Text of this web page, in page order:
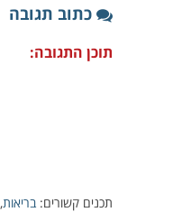
כתוב תגובה
תוכן התגובה:
תכנים קשורים: בריאות,